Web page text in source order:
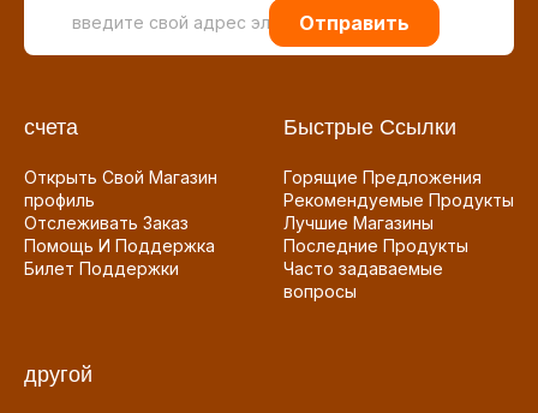
Отправить
счета
Открыть Свой Магазин
профиль
Отслеживать Заказ
Помощь И Поддержка
Билет Поддержки
Быстрые Ссылки
Горящие Предложения
Рекомендуемые Продукты
Лучшие Магазины
Последние Продукты
Часто задаваемые
вопросы
другой